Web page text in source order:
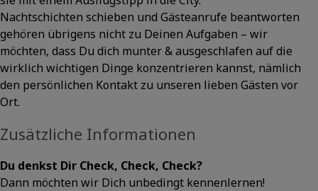
Nachtschichten schieben und Gästeanrufe beantworten
gehören übrigens nicht zu Deinen Aufgaben – wir
möchten, dass Du dich munter & ausgeschlafen auf die
wirklich wichtigen Dinge konzentrieren kannst, nämlich
den persönlichen Kontakt zu unseren lieben Gästen vor
Ort.
Zusätzliche Informationen
Du denkst Dir Check, Check, Check?
Dann möchten wir Dich unbedingt kennenlernen!